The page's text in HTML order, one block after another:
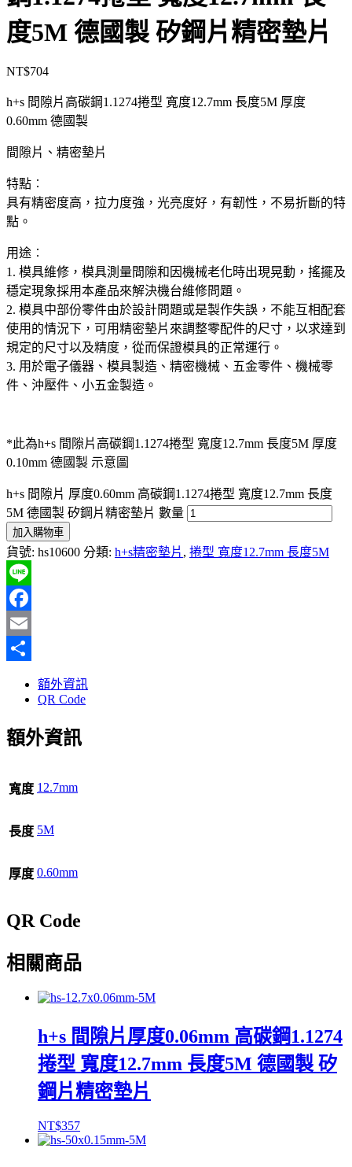
度5M 德國製 矽鋼片精密墊片
NT$704
h+s 間隙片高碳鋼1.1274捲型 寬度12.7mm 長度5M 厚度
0.60mm 德國製
間隙片、精密墊片
特點︰
具有精密度高，拉力度強，光亮度好，有韌性，不易折斷的特
點。
用途︰
1. 模具維修，模具測量間隙和因機械老化時出現晃動，搖擺及
穩定現象採用本產品來解決機台維修問題。
2. 模具中部份零件由於設計問題或是製作失誤，不能互相配套
使用的情況下，可用精密墊片來調整零配件的尺寸，以求達到
規定的尺寸以及精度，從而保證模具的正常運行。
3. 用於電子儀器、模具製造、精密機械、五金零件、機械零
件、沖壓件、小五金製造。
*此為h+s 間隙片高碳鋼1.1274捲型 寬度12.7mm 長度5M 厚度
0.10mm 德國製 示意圖
h+s 間隙片 厚度0.60mm 高碳鋼1.1274捲型 寬度12.7mm 長度
5M 德國製 矽鋼片精密墊片 數量
加入購物車
貨號: hs10600 分類: h+s精密墊片 , 捲型 寬度12.7mm 長度5M
Line
Facebook
Email
額外資訊
QR Code
額外資訊
寬度 12.7mm
長度 5M
厚度 0.60mm
QR Code
相關商品
h+s 間隙片厚度0.06mm 高碳鋼1.1274
捲型 寬度12.7mm 長度5M 德國製 矽
鋼片精密墊片
NT$357